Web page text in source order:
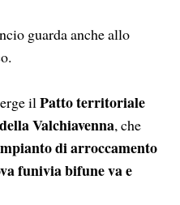
guarda anche allo
ilPatto territoriale
Valchiavenna, che
di arroccamento
funivia bifune va e